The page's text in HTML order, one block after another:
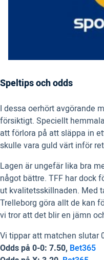
Speltips och odds
I dessa oerhört avgörande
försiktigt. Speciellt
att förlora på att släppa in
skulle vara guld värt inför
Lagen är ungefär lika bra
något bättre. TFF har dock
ut kvalitetsskillnaden. Med
Trelleborg göra allt de kan
vi tror att det blir en jämn
Vi tippar att matchen slutar
Odds på 0-0: 7.50, Bet365